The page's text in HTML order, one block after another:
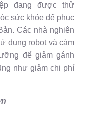
đang được thử
sức khỏe để phục
Các nhà nghiên
dụng robot và cảm
để giảm gánh
như giảm chi phí